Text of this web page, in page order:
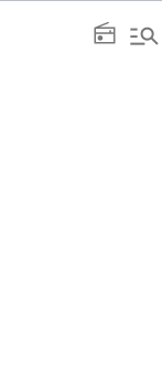
radio manage_search